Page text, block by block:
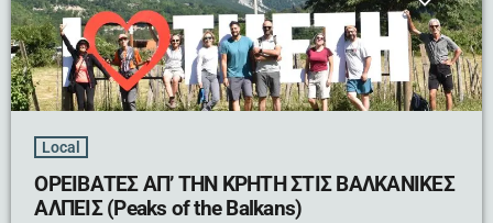
Local
ΟΡΕΙΒΑΤΕΣ ΑΠ’ ΤΗΝ ΚΡΗΤΗ ΣΤΙΣ ΒΑΛΚΑΝΙΚΕΣ
ΑΛΠΕΙΣ (Peaks of the Balkans)